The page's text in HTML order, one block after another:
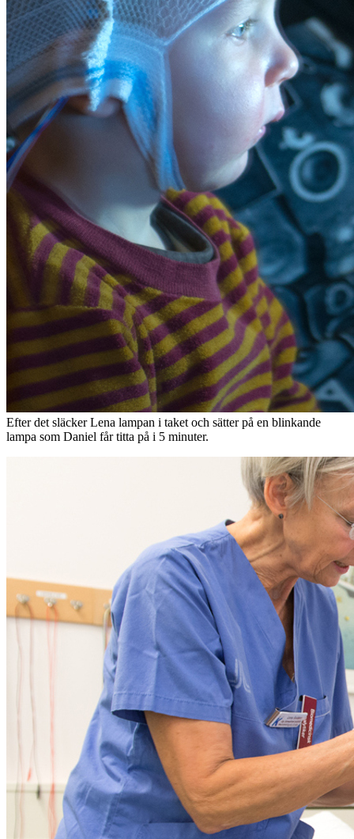
Efter det släcker Lena lampan i taket och sätter på en blinkande
lampa som Daniel får titta på i 5 minuter.